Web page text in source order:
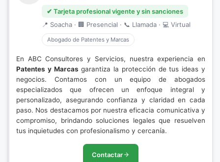
✔ Tarjeta profesional vigente y sin sanciones
📍 Soacha · 🏢 Presencial · 📞 Llamada · 💻 Virtual
Abogado de Patentes y Marcas
En ABC Consultores y Servicios, nuestra experiencia en
Patentes y Marcas garantiza la protección de tus ideas y
negocios. Contamos con un equipo de abogados
especializados que ofrecen un enfoque integral y
personalizado, asegurando confianza y claridad en cada
paso. Nos destacamos por nuestra eficacia comunicativa y
compromiso, brindando soluciones legales que resuelven
tus inquietudes con profesionalismo y cercanía.
Contactar